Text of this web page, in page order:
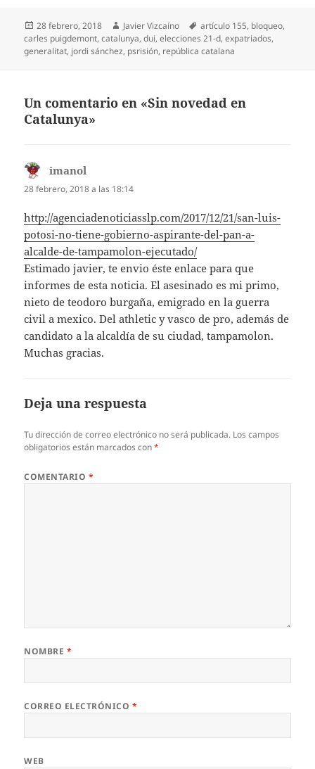
Publicado
el
28 febrero, 2018 Autor
Javier Vizcaíno Etiquetas
artículo 155, bloqueo,
carles puigdemont,catalunya,dui,elecciones 21-d,expatriados,
generalitat, jordi sánchez, psrisión, república catalana
Un comentario en «Sin novedad en
Catalunya»
imanol
28 febrero, 2018 a las 18:14
http://agenciadenoticiasslp.com/2017/12/21/san-luis-
potosi-no-tiene-gobierno-aspirante-del-pan-a-
alcalde-de-tampamolon-ejecutado/
Estimado javier, te envio éste enlace para que
informes de esta noticia. El asesinado es mi primo,
nieto de teodoro burgaña, emigrado en la guerra
civil a mexico. Del athletic y vasco de pro, además de
candidato a la alcaldía de su ciudad, tampamolon.
Muchas gracias.
Deja una respuesta
Tu dirección de correo electrónico no será publicada. Los campos
obligatorios están marcados con*
COMENTARIO *
NOMBRE *
CORREO ELECTRÓNICO *
WEB